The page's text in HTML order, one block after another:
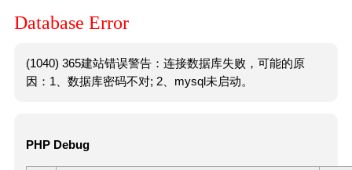
Database Error
(1040) 365建站错误警告：连接数据库失败，可能的原
因：1、数据库密码不对; 2、mysql未启动。
PHP Debug